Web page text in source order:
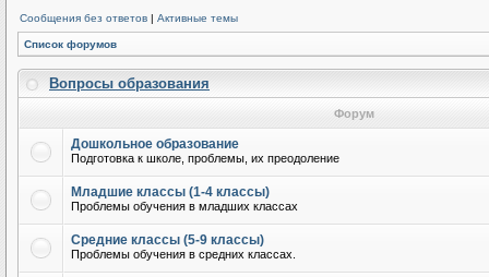
Сообщения без ответов | Активные темы
Список форумов
Вопросы образования
Форум
Дошкольное образование
Подготовка к школе, проблемы, их преодоление
Младшие классы (1-4 классы)
Проблемы обучения в младших классах
Средние классы (5-9 классы)
Проблемы обучения в средних классах.